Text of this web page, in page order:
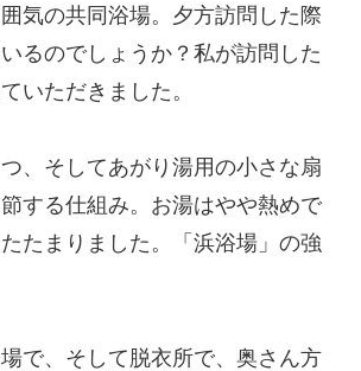
気の共同浴場。夕方訪問した際
るのでしょうか？私が訪問した
いただきました。
、そしてあがり湯用の小さな扇
する仕組み。お湯はやや熱めで
たまりました。「浜浴場」の強
で、そして脱衣所で、奥さん方